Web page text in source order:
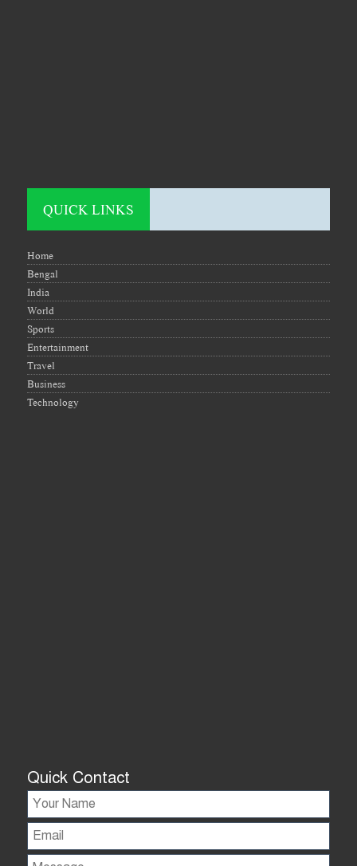
QUICK LINKS
Home
Bengal
India
World
Sports
Entertainment
Travel
Business
Technology
Quick Contact